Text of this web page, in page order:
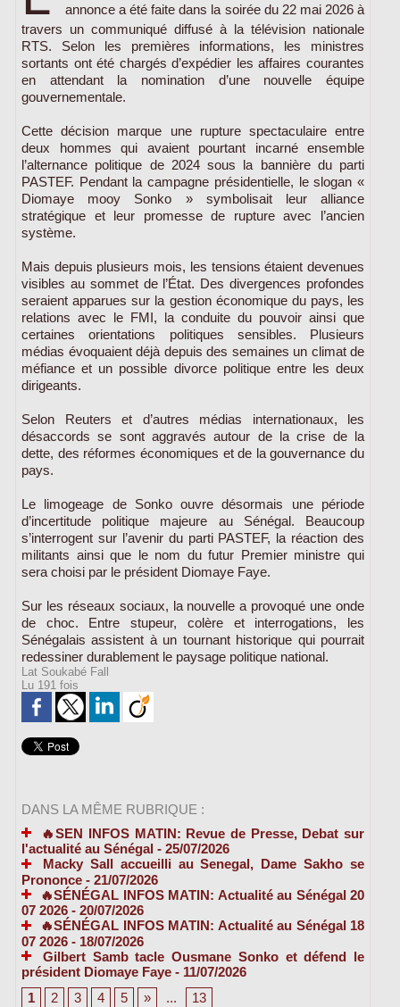
annonce a été faite dans la soirée du 22 mai 2026 à
travers un communiqué diffusé à la télévision nationale
RTS. Selon les premières informations, les ministres
sortants ont été chargés d’expédier les affaires courantes
en attendant la nomination d’une nouvelle équipe
gouvernementale.
Cette décision marque une rupture spectaculaire entre
deux hommes qui avaient pourtant incarné ensemble
l’alternance politique de 2024 sous la bannière du parti
PASTEF. Pendant la campagne présidentielle, le slogan «
Diomaye mooy Sonko » symbolisait leur alliance
stratégique et leur promesse de rupture avec l’ancien
système.
Mais depuis plusieurs mois, les tensions étaient devenues
visibles au sommet de l’État. Des divergences profondes
seraient apparues sur la gestion économique du pays, les
relations avec le FMI, la conduite du pouvoir ainsi que
certaines orientations politiques sensibles. Plusieurs
médias évoquaient déjà depuis des semaines un climat de
méfiance et un possible divorce politique entre les deux
dirigeants.
Selon Reuters et d’autres médias internationaux, les
désaccords se sont aggravés autour de la crise de la
dette, des réformes économiques et de la gouvernance du
pays.
Le limogeage de Sonko ouvre désormais une période
d’incertitude politique majeure au Sénégal. Beaucoup
s’interrogent sur l’avenir du parti PASTEF, la réaction des
militants ainsi que le nom du futur Premier ministre qui
sera choisi par le président Diomaye Faye.
Sur les réseaux sociaux, la nouvelle a provoqué une onde
de choc. Entre stupeur, colère et interrogations, les
Sénégalais assistent à un tournant historique qui pourrait
redessiner durablement le paysage politique national.
Lat Soukabé Fall
Lu 191 fois
DANS LA MÊME RUBRIQUE :
🔥SEN INFOS MATIN: Revue de Presse, Debat sur
l'actualité au Sénégal - 25/07/2026
Macky Sall accueilli au Senegal, Dame Sakho se
Prononce - 21/07/2026
🔥SÉNÉGAL INFOS MATIN: Actualité au Sénégal 20
07 2026 - 20/07/2026
🔥SÉNÉGAL INFOS MATIN: Actualité au Sénégal 18
07 2026 - 18/07/2026
Gilbert Samb tacle Ousmane Sonko et défend le
président Diomaye Faye - 11/07/2026
1
2 3 4 5 » ... 13